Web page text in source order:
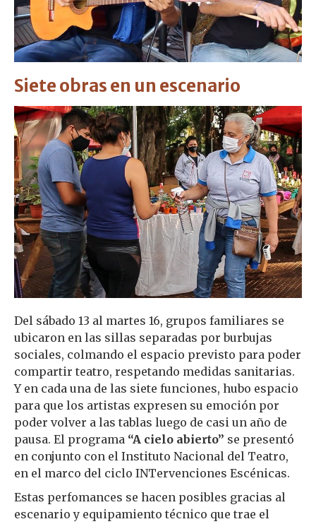
Siete obras en un escenario
Del sábado 13 al martes 16, grupos familiares se
ubicaron en las sillas separadas por burbujas
sociales, colmando el espacio previsto para poder
compartir teatro, respetando medidas sanitarias.
Y en cada una de las siete funciones, hubo espacio
para que los artistas expresen su emoción por
poder volver a las tablas luego de casi un año de
pausa. El programa “A cielo abierto” se presentó
en conjunto con el Instituto Nacional del Teatro,
en el marco del ciclo INTervenciones Escénicas.
Estas perfomances se hacen posibles gracias al
escenario y equipamiento técnico que trae el